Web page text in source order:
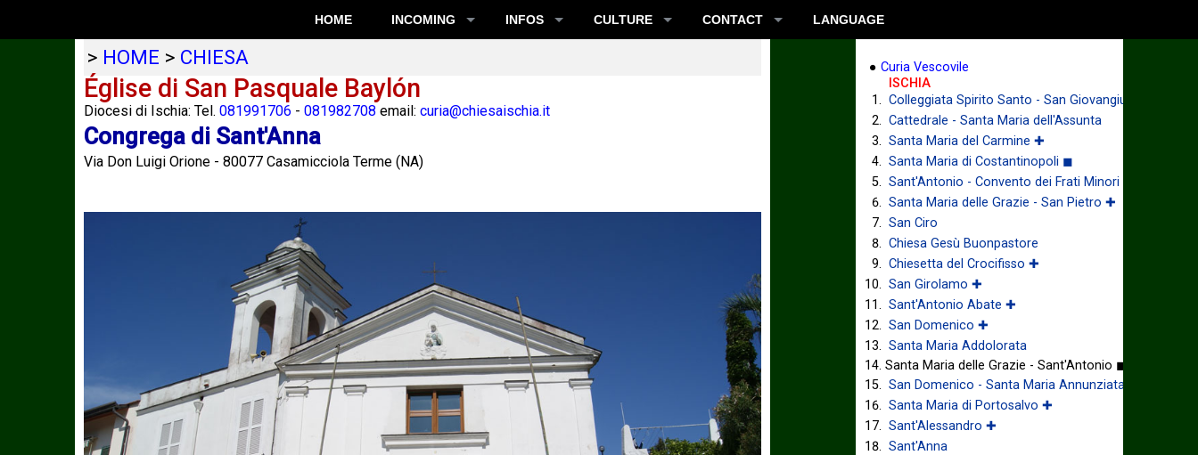
HOME INCOMING INFOS CULTURE CONTACT LANGUAGE
> HOME > CHIESA
Église di San Pasquale Baylón
Diocesi di Ischia: Tel. 081991706 - 081982708 email: curia@chiesaischia.it
Congrega di Sant'Anna
Via Don Luigi Orione - 80077 Casamicciola Terme (NA)
● Curia Vescovile
ISCHIA
Colleggiata Spirito Santo - San Giovangiuseppe
Cattedrale - Santa Maria dell'Assunta
Santa Maria del Carmine ✚
Santa Maria di Costantinopoli ◼
Sant'Antonio - Convento dei Frati Minori ✚
Santa Maria delle Grazie - San Pietro ✚
San Ciro
Chiesa Gesù Buonpastore
Chiesetta del Crocifisso ✚
San Girolamo ✚
Sant'Antonio Abate ✚
San Domenico ✚
Santa Maria Addolorata
Santa Maria delle Grazie - Sant'Antonio ◼
San Domenico - Santa Maria Annunziata ✚
Santa Maria di Portosalvo ✚
Sant'Alessandro ✚
Sant'Anna